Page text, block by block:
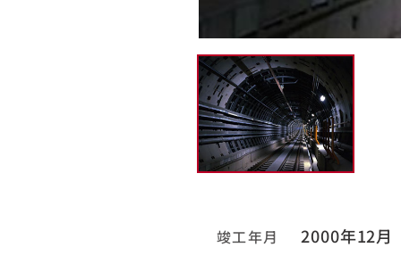
竣工年月 2000年12月